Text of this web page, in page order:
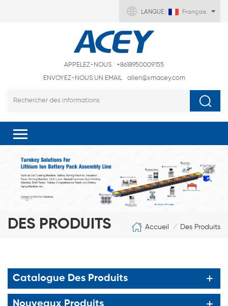
LANGUE : Français
APPELEZ-NOUS
+8618950009155
ENVOYEZ-NOUS UN EMAIL
allen@xmacey.com
DES PRODUITS Accueil / Des Produits
Catalogue Des Produits
Nouveaux Produits